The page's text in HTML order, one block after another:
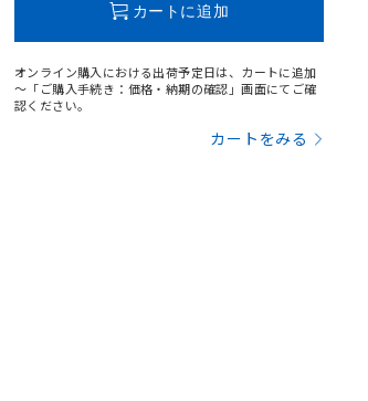
カートに追加
オンライン購入における出荷予定日は、カートに追加
～「ご購入手続き：価格・納期の確認」画面にてご確
認ください。
カートをみる